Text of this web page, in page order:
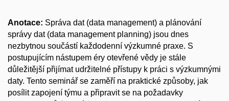
Anotace: Správa dat (data management) a plánování
správy dat (data management planning) jsou dnes
nezbytnou součástí každodenní výzkumné praxe. S
postupujícím nástupem éry otevřené vědy je stále
důležitější přijímat udržitelné přístupy k práci s výzkumnými
daty. Tento seminář se zaměří na praktické způsoby, jak
posílit zapojení týmu a připravit se na požadavky